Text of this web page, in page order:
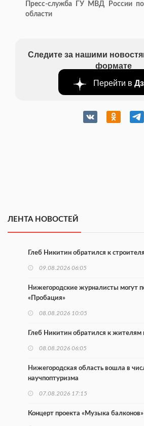
Пресс-служба ГУ МВД России
области
Следите за нашими
формате
Перейти в
ЛЕНТА НОВОСТЕЙ
Глеб Никитин обратился к
09.08.2026 06:05
Нижегородские журналисты могут
«Пробация»
08.08.2026 10:05
Глеб Никитин обратился к жителям
08.08.2026 06:05
Нижегородская область вошла в
научпоптуризма
07.08.2026 17:15
Концерт проекта «Музыка